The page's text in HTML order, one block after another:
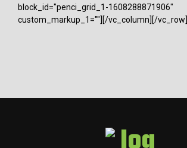
block_id="penci_grid_1-1608288871906"
custom_markup_1=""][/vc_column][/vc_row]